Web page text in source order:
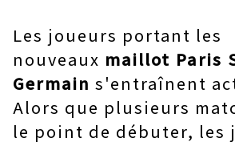
Les joueurs portant les
nouveaux maillot Paris
Germain s'entraînent
Alors que plusieurs
le point de débuter, les